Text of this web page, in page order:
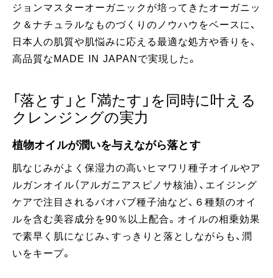
ジョンマスターオーガニックが培ってきたオーガニッ
ク＆ナチュラルなものづくりのノウハウをベースに、
日本人の肌質や肌悩みに応える最適な処方や香りを、
高品質なMADE IN JAPANで実現した。
「落とす」と「満たす」を同時に叶える
クレンジングの実力
植物オイルが潤いを与えながら落とす
肌なじみがよく保湿力の高いヒマワリ種子オイルやア
ルガンオイル（アルガニアスピノサ核油）、エイジング
ケアで注目されるバオバブ種子油など、６種類のオイ
ルを含む美容成分を90％以上配合。オイルの相乗効果
で素早く肌になじみ、すっきりと落としながらも、潤
いをキープ。